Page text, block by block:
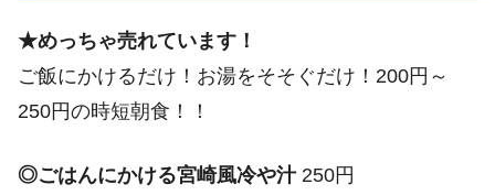
★めっちゃ売れています！
ご飯にかけるだけ！お湯をそそぐだけ！200円～
250円の時短朝食！！
◎ごはんにかける宮崎風冷や汁250円